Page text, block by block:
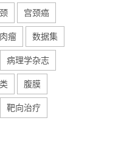
宫颈癌
瘤 数据集
病理学杂志
腹膜
靶向治疗